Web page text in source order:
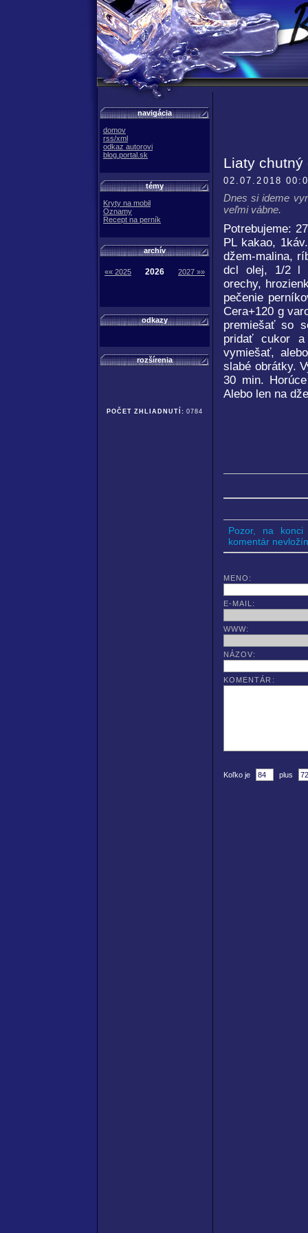
Liaty
02.07.2018
Dnes si ideme
veľmi vábne.
Potrebujeme:
PL kakao,
džem-malina,
dcl olej, 1/2 l
orechy,
pečenie
Cera+120 g
premiešať so
pridať cukor
vymiešať,
slabé obrátky.
30 min.
Alebo len na
Pozor, na
komentár
MENO:
E-MAIL:
WWW:
NÁZOV:
KOMENTÁR:
Koľko je plus
navigácia
domov
rss/xml
odkaz autorovi
blog.portal.sk
témy
Kryty na mobil
Oznamy
Recept na perník
archív
«« 2025 2026 2027 »»
odkazy
rozšírenia
POČET ZHLIADNUTÍ: 0784